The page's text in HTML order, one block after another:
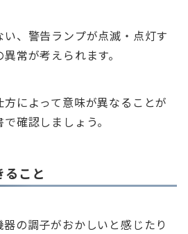
、警告ランプが点滅・点灯す
常が考えられます。
によって意味が異なることが
確認しましょう。
ること
の調子がおかしいと感じたり